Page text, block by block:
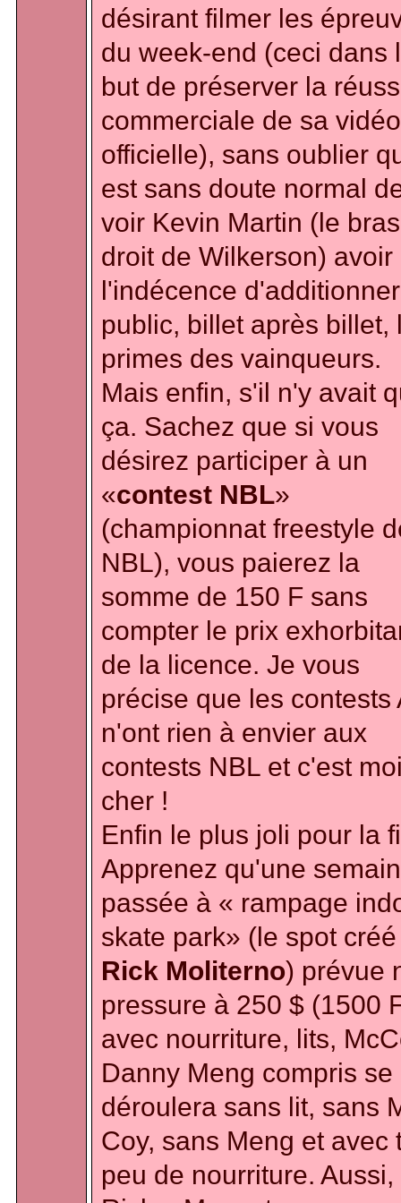
désirant filmer les
du week-end (ceci dans
but de préserver la
commerciale de sa vidéo
officielle), sans oublier
est sans doute normal
voir Kevin Martin (le bras
droit de Wilkerson) avoir
l'indécence
public, billet après billet,
primes des vainqueurs.
Mais enfin, s'il n'y avait
ça. Sachez que si vous
désirez participer à un
«contest NBL»
(championnat freestyle
NBL), vous paierez la
somme de 150 F sans
compter le prix
de la licence. Je vous
précise que les contests
n'ont rien à envier aux
contests NBL et c'est
cher !
Enfin le plus joli pour la
Apprenez qu'une
passée à « rampage
skate park» (le spot
Rick Moliterno) prévue
pressure à 250 $ (1500
avec nourriture, lits,
Danny Meng compris se
déroulera sans lit, sans
Coy, sans Meng et avec
peu de nourriture. Aussi,